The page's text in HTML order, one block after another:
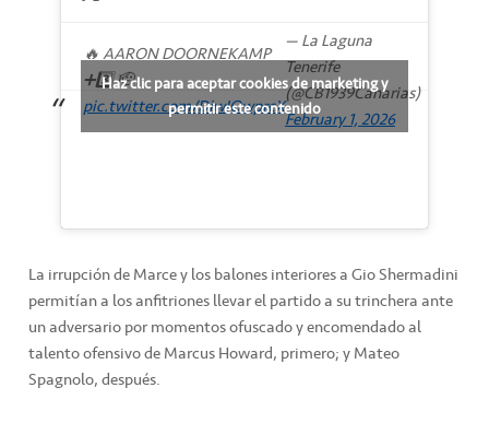
🔥 AARON DOORNEKAMP
➕3️⃣ 🫡
pic.twitter.com/DiwIOwprcX
— La Laguna
Tenerife
(@CB1939Canarias)
February 1, 2026
Haz clic para aceptar cookies de marketing y
permitir este contenido
La irrupción de Marce y los balones interiores a Gio Shermadini
permitían a los anfitriones llevar el partido a su trinchera ante
un adversario por momentos ofuscado y encomendado al
talento ofensivo de Marcus Howard, primero; y Mateo
Spagnolo, después.